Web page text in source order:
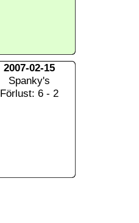
2007-02-15
Spanky's
Förlust: 6 - 2